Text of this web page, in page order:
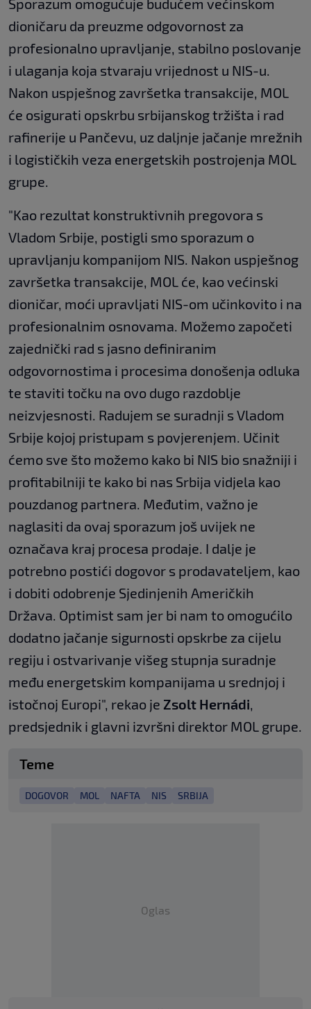
dioničaru da preuzme odgovornost za
profesionalno upravljanje, stabilno poslovanje
i ulaganja koja stvaraju vrijednost u NIS-u.
Nakon uspješnog završetka transakcije, MOL
će osigurati opskrbu srbijanskog tržišta i rad
rafinerije u Pančevu, uz daljnje jačanje mrežnih
i logističkih veza energetskih postrojenja MOL
grupe.
"Kao rezultat konstruktivnih pregovora s
Vladom Srbije, postigli smo sporazum o
upravljanju kompanijom NIS. Nakon uspješnog
završetka transakcije, MOL će, kao većinski
dioničar, moći upravljati NIS-om učinkovito i na
profesionalnim osnovama. Možemo započeti
zajednički rad s jasno definiranim
odgovornostima i procesima donošenja odluka
te staviti točku na ovo dugo razdoblje
neizvjesnosti. Radujem se suradnji s Vladom
Srbije kojoj pristupam s povjerenjem. Učinit
ćemo sve što možemo kako bi NIS bio snažniji i
profitabilniji te kako bi nas Srbija vidjela kao
pouzdanog partnera. Međutim, važno je
naglasiti da ovaj sporazum još uvijek ne
označava kraj procesa prodaje. I dalje je
potrebno postići dogovor s prodavateljem, kao
i dobiti odobrenje Sjedinjenih Američkih
Država. Optimist sam jer bi nam to omogućilo
dodatno jačanje sigurnosti opskrbe za cijelu
regiju i ostvarivanje višeg stupnja suradnje
među energetskim kompanijama u srednjoj i
istočnoj Europi", rekao je Zsolt Hernádi
predsjednik i glavni izvršni direktor MOL grupe.
Teme
DOGOVOR MOL NAFTA NIS SRBIJA
Oglas